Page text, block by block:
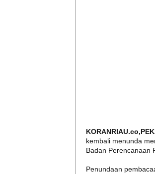
kembali menunda
Badan Perencanaan
Penundaan